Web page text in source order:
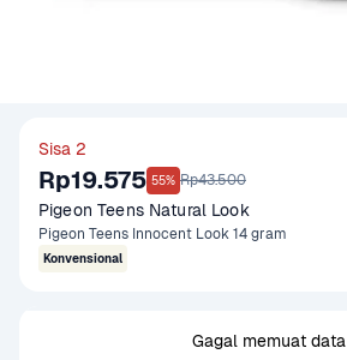
Sisa 2
Rp19.575 55% Rp43.500
Pigeon Teens Natural Look
Pigeon Teens Innocent Look 14 gram
Konvensional
Gagal memuat data